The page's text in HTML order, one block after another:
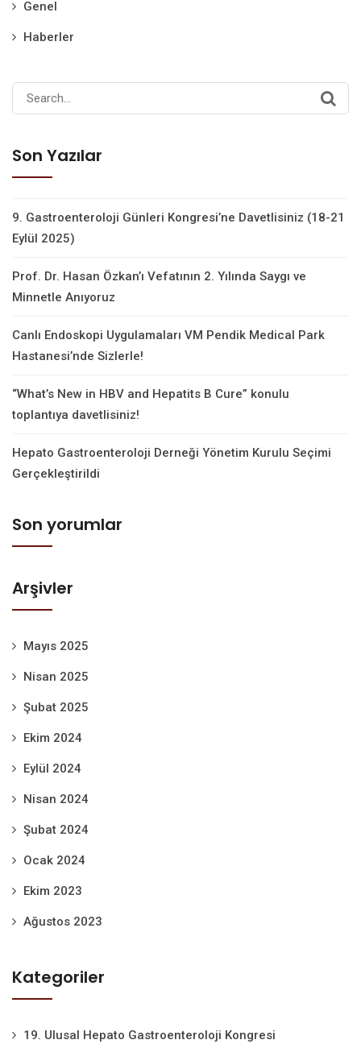
Genel
Haberler
Search
for:
Son Yazılar
9. Gastroenteroloji Günleri Kongresi’ne Davetlisiniz (18-21
Eylül 2025)
Prof. Dr. Hasan Özkan’ı Vefatının 2. Yılında Saygı ve
Minnetle Anıyoruz
Canlı Endoskopi Uygulamaları VM Pendik Medical Park
Hastanesi’nde Sizlerle!
“What’s New in HBV and Hepatits B Cure” konulu
toplantıya davetlisiniz!
Hepato Gastroenteroloji Derneği Yönetim Kurulu Seçimi
Gerçekleştirildi
Son yorumlar
Arşivler
Mayıs 2025
Nisan 2025
Şubat 2025
Ekim 2024
Eylül 2024
Nisan 2024
Şubat 2024
Ocak 2024
Ekim 2023
Ağustos 2023
Kategoriler
19. Ulusal Hepato Gastroenteroloji Kongresi